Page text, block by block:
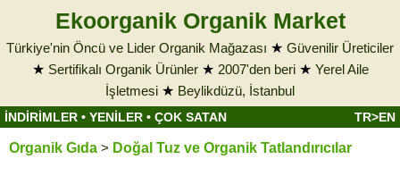
Ekoorganik Organik Market
Türkiye'nin Öncü ve Lider Organik Mağazası ★ Güvenilir Üreticiler
★ Sertifikalı Organik Ürünler★ 2007'den beri★ Yerel Aile
İşletmesi ★ Beylikdüzü, İstanbul
İNDİRİMLER • YENİLER • ÇOK SATAN TR>EN
Organik Gıda > Doğal Tuz ve Organik Tatlandırıcılar